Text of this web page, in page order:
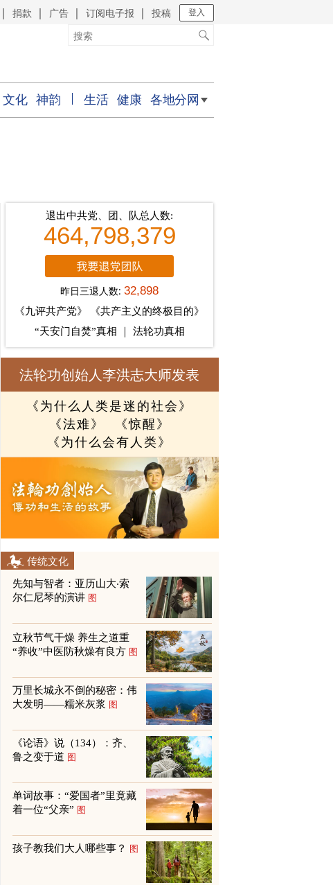
捐款 广告 订阅电子报 投稿 登入
文化 神韵 生活 健康 各地分网
退出中共党、团、队总人数:
464,798,379
昨日三退人数:32,898
《九评共产党》
《共产主义的终极目的》
“天安门自焚”真相
法轮功真相
法轮功创始人李洪志大师发表
《为什么人类是迷的社会》
《法难》
《惊醒》
《为什么会有人类》
传统文化
先知与智者：亚历山大‧索
尔仁尼琴的演讲 图
立秋节气干燥 养生之道重
“养收”中医防秋燥有良方 图
万里长城永不倒的秘密：伟
大发明——糯米灰浆 图
《论语》说（134）：齐、
鲁之变于道 图
单词故事：“爱国者”里竟藏
着一位“父亲” 图
孩子教我们大人哪些事？ 图